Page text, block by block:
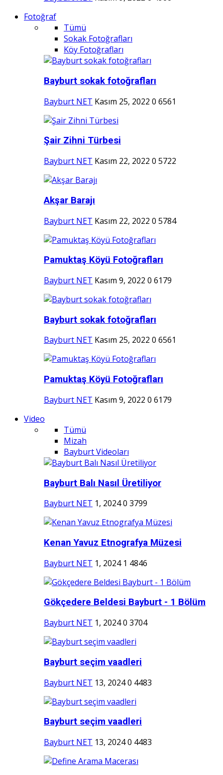
Fotoğraf
Tümü
Sokak Fotoğrafları
Köy Fotoğrafları
Bayburt sokak fotoğrafları
Bayburt NET Kasım 25, 2022 0 6561
Şair Zihni Türbesi
Bayburt NET Kasım 22, 2022 0 5722
Akşar Barajı
Bayburt NET Kasım 22, 2022 0 5784
Pamuktaş Köyü Fotoğrafları
Bayburt NET Kasım 9, 2022 0 6179
Bayburt sokak fotoğrafları
Bayburt NET Kasım 25, 2022 0 6561
Pamuktaş Köyü Fotoğrafları
Bayburt NET Kasım 9, 2022 0 6179
Video
Tümü
Mizah
Bayburt Videoları
Bayburt Balı Nasıl Üretiliyor
Bayburt NET 1, 20240 3799
Kenan Yavuz Etnografya Müzesi
Bayburt NET 1, 2024 1 4846
Gökçedere Beldesi Bayburt - 1 Bölüm
Bayburt NET 1, 20240 3704
Bayburt seçim vaadleri
Bayburt NET 13, 20240 4483
Bayburt seçim vaadleri
Bayburt NET 13, 20240 4483